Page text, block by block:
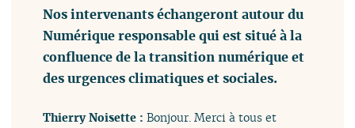
Nos intervenants échangeront autour du
Numérique responsable qui est situé à la
confluence de la transition numérique et
des urgences climatiques et sociales.
Thierry Noisette :Bonjour. Merci à tous et